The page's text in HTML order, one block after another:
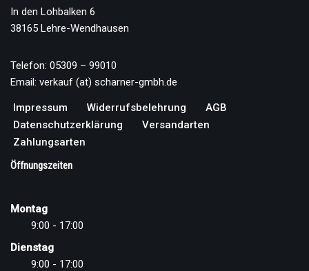
In den Lohbalken 6
38165 Lehre-Wendhausen
Telefon: 05309 – 99010
Email: verkauf (at) scharner-gmbh.de
Impressum Widerrufsbelehrung
AGB
Datenschutzerklärung
Versandarten
Zahlungsarten
Öffnungszeiten
Montag
9:00 - 17:00
Dienstag
9:00 - 17:00